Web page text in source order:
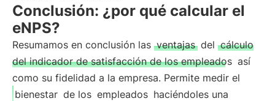
Conclusión: ¿por qué calcular el
eNPS?
Resumamos en conclusión las ventajas del cálculo
del indicador de satisfacción de los empleados así
como su fidelidad a la empresa. Permite medir el
bienestar de los empleados haciéndoles una